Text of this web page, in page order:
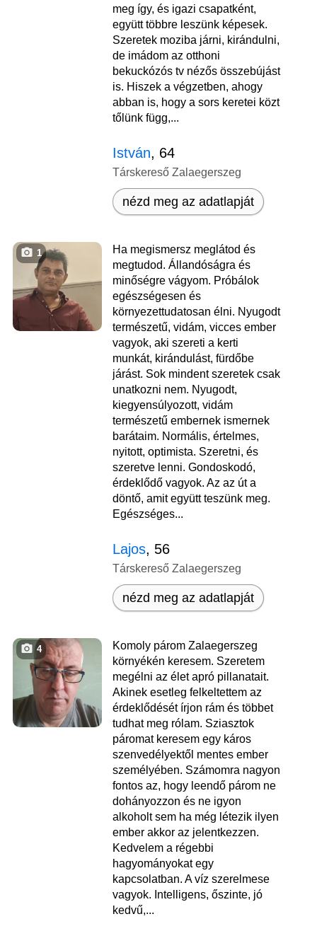
meg így, és igazi csapatként,
együtt többre leszünk képesek.
Szeretek moziba járni, kirándulni,
de imádom az otthoni
bekuckózós tv nézős összebújást
is. Hiszek a végzetben, ahogy
abban is, hogy a sors keretei közt
tőlünk függ,...
István, 64
Társkereső Zalaegerszeg
nézd meg az adatlapját
1
Ha megismersz meglátod és
megtudod. Állandóságra és
minőségre vágyom. Próbálok
egészségesen és
környezettudatosan élni. Nyugodt
természetű, vidám, vicces ember
vagyok, aki szereti a kerti
munkát, kirándulást, fürdőbe
járást. Sok mindent szeretek csak
unatkozni nem. Nyugodt,
kiegyensúlyozott, vidám
természetű embernek ismernek
barátaim. Normális, értelmes,
nyitott, optimista. Szeretni, és
szeretve lenni. Gondoskodó,
érdeklődő vagyok. Az az út a
döntő, amit együtt teszünk meg.
Egészséges...
Lajos, 56
Társkereső Zalaegerszeg
nézd meg az adatlapját
4
Komoly párom Zalaegerszeg
környékén keresem. Szeretem
megélni az élet apró pillanatait.
Akinek esetleg felkeltettem az
érdeklődését írjon rám és többet
tudhat meg rólam. Sziasztok
páromat keresem egy káros
szenvedélyektől mentes ember
személyében. Számomra nagyon
fontos az, hogy leendő párom ne
dohányozzon és ne igyon
alkoholt sem ha még létezik ilyen
ember akkor az jelentkezzen.
Kedvelem a régebbi
hagyományokat egy
kapcsolatban. A víz szerelmese
vagyok. Intelligens, őszinte, jó
kedvű,...